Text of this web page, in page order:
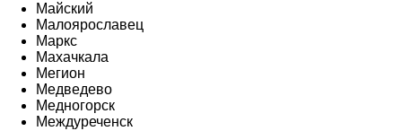
Майский
Малоярославец
Маркс
Махачкала
Мегион
Медведево
Медногорск
Междуреченск